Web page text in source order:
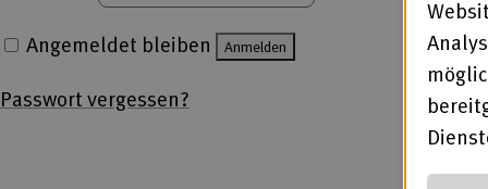
Angemeldet bleiben
Anmelden
Passwort vergessen?